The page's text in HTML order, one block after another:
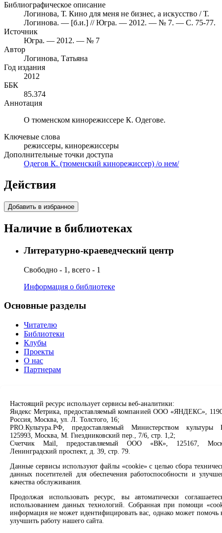
Библиографическое описание
Логинова, Т. Кино для меня не бизнес, а искусство / Т.
Логинова. — [б.и.] // Югра. — 2012. — № 7. — С. 75-77.
Источник
Югра. — 2012. — № 7
Автор
Логинова, Татьяна
Год издания
2012
ББК
85.374
Аннотация
О тюменском кинорежиссере К. Одегове.
Ключевые слова
режиссеры, кинорежиссеры
Дополнительные точки доступа
Одегов К. (тюменский кинорежиссер) /о нем/
Действия
Добавить в избранное
Наличие в библиотеках
Литературно-краеведческий центр
Свободно - 1, всего - 1
Информация о библиотеке
Основные разделы
Читателю
Библиотеки
Клубы
Проекты
О нас
Партнерам
Продлить книгу
Спроси библиотекаря
Спроси краеведа
Оцените качество услуг
Направить обращение директору
Соцсети
Вконтакте
Max
Rutube
Настоящий ресурс использует сервисы веб-аналитики:
Яндекс Метрика, предоставляемый компанией ООО «ЯНДЕКС»,
Россия, Москва, ул. Л. Толстого, 16;
PRO.Культура.РФ, предоставляемый Министерством культуры
125993, Москва, М. Гнездниковский пер., 7/6, стр. 1,2;
Счетчик Mail, предоставляемый ООО «ВК», 125167,
Ленинградский проспект, д. 39, стр. 79.
Данные сервисы используют файлы «cookie» с целью сбора
данных посетителей для обеспечения работоспособности и
качества обслуживания.
Продолжая использовать ресурс, вы автоматически
использованием данных технологий. Собранная при помощи
информация не может идентифицировать вас, однако может помочь
улучшить работу нашего сайта.